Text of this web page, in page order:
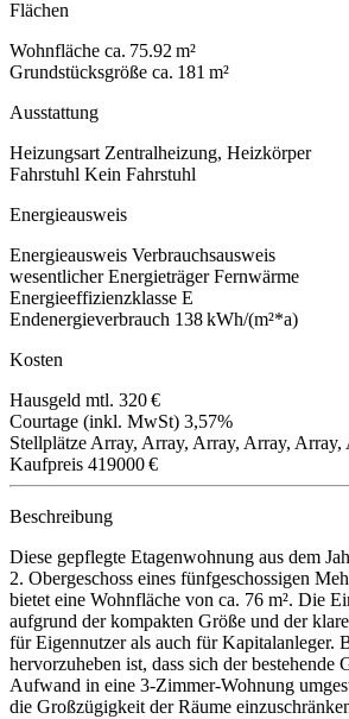
Flächen
Wohnfläche ca. 75.92 m²
Grundstücksgröße ca. 181 m²
Ausstattung
Heizungsart Zentralheizung, Heizkörper
Fahrstuhl Kein Fahrstuhl
Energieausweis
Energieausweis Verbrauchsausweis
wesentlicher Energieträger Fernwärme
Energieeffizienzklasse E
Endenergieverbrauch 138 kWh/(m²*a)
Kosten
Hausgeld mtl. 320 €
Courtage (inkl. MwSt) 3,57%
Stellplätze Array, Array, Array, Array, Array,
Kaufpreis 419000 €
Beschreibung
Diese gepflegte Etagenwohnung aus dem
2. Obergeschoss eines fünfgeschossigen
bietet eine Wohnfläche von ca. 76 m². Die
aufgrund der kompakten Größe und der
für Eigennutzer als auch für Kapitalanleger.
hervorzuheben ist, dass sich der bestehende
Aufwand in eine 3-Zimmer-Wohnung
die Großzügigkeit der Räume